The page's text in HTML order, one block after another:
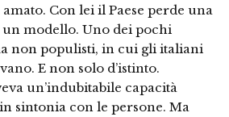
Con lei il Paese perde una
modello. Uno dei pochi
non populisti, in cui gli italiani
E non solo d’istinto.
un’indubitabile capacità
sintonia con le persone. Ma